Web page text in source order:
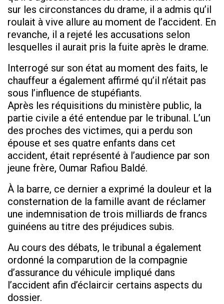
sur les circonstances du drame, il a admis qu’il
roulait à vive allure au moment de l’accident. En
revanche, il a rejeté les accusations selon
lesquelles il aurait pris la fuite après le drame.
Interrogé sur son état au moment des faits, le
chauffeur a également affirmé qu’il n’était pas
sous l’influence de stupéfiants.
Après les réquisitions du ministère public, la
partie civile a été entendue par le tribunal. L’un
des proches des victimes, qui a perdu son
épouse et ses quatre enfants dans cet
accident, était représenté à l’audience par son
jeune frère, Oumar Rafiou Baldé.
À la barre, ce dernier a exprimé la douleur et la
consternation de la famille avant de réclamer
une indemnisation de trois milliards de francs
guinéens au titre des préjudices subis.
Au cours des débats, le tribunal a également
ordonné la comparution de la compagnie
d’assurance du véhicule impliqué dans
l’accident afin d’éclaircir certains aspects du
dossier.